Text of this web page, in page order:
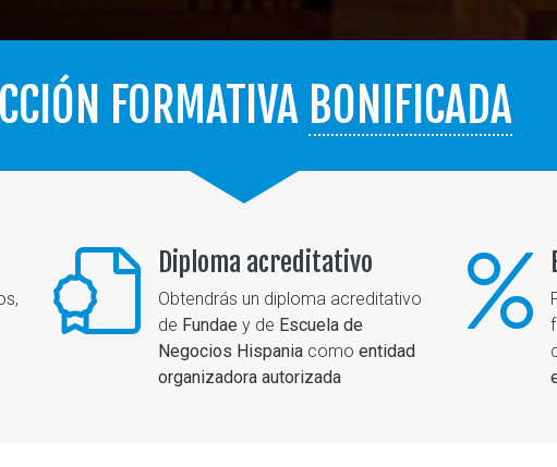
FORMATIVA BONIFICADA
Diploma acreditativo
Obtendrás un diploma acreditativo
de Fundae y de Escuela de
Negocios Hispania como entidad
organizadora autorizada